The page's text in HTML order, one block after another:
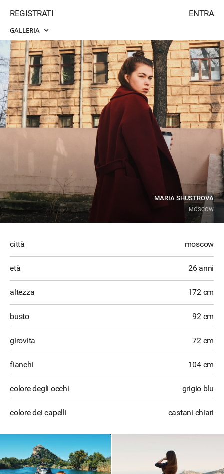
ENTRA
REGISTRATI
GALLERIA
MARIA SHUSTROVA
MOSCOW
città moscow
età 26 anni
altezza 172 cm
busto 92 cm
girovita 72 cm
fianchi 104 cm
colore degli occhi grigio blu
colore dei capelli castani chiari